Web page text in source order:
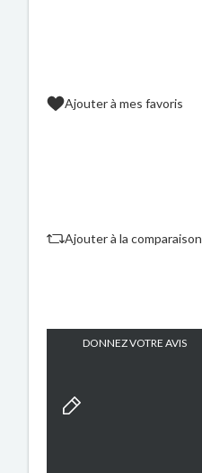
Ajouter à mes favoris
Ajouter à la comparaison
DONNEZ VOTRE AVIS